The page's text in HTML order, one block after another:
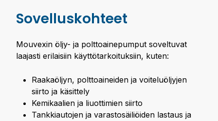
Sovelluskohteet
Mouvexin öljy- ja polttoainepumput soveltuvat
laajasti erilaisiin käyttötarkoituksiin, kuten:
Raakaöljyn, polttoaineiden ja voiteluöljyjen
siirto ja käsittely
Kemikaalien ja liuottimien siirto
Tankkiautojen ja varastosäiliöiden lastaus ja